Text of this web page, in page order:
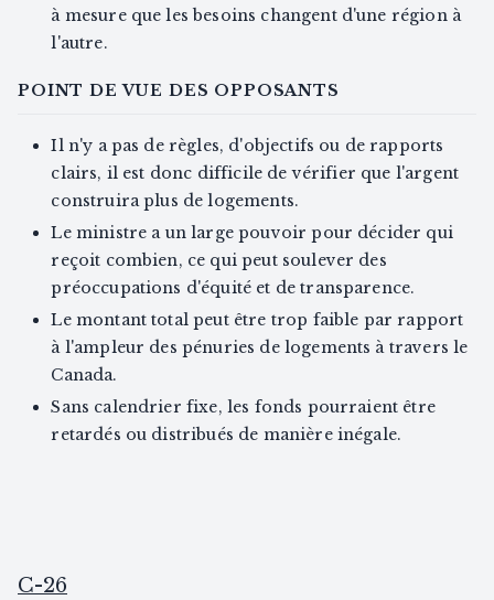
à mesure que les besoins changent d'une région à
l'autre.
POINT DE VUE DES OPPOSANTS
Il n'y a pas de règles, d'objectifs ou de rapports
clairs, il est donc difficile de vérifier que l'argent
construira plus de logements.
Le ministre a un large pouvoir pour décider qui
reçoit combien, ce qui peut soulever des
préoccupations d'équité et de transparence.
Le montant total peut être trop faible par rapport
à l'ampleur des pénuries de logements à travers le
Canada.
Sans calendrier fixe, les fonds pourraient être
retardés ou distribués de manière inégale.
C-26